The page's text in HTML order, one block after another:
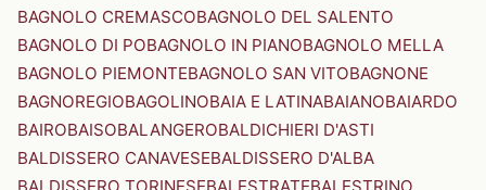
BAGNOLO CREMASCOBAGNOLO DEL SALENTO
BAGNOLO DI POBAGNOLO IN PIANOBAGNOLO MELLA
BAGNOLO PIEMONTEBAGNOLO SAN VITOBAGNONE
BAGNOREGIOBAGOLINOBAIA E LATINABAIANOBAIARDO
BAIROBAISOBALANGEROBALDICHIERI D'ASTI
BALDISSERO CANAVESEBALDISSERO D'ALBA